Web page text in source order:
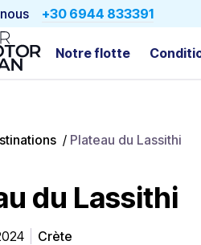
+30 6944 833391
Notre flotte
/ Plateau du Lassithi
du Lassithi
Crète